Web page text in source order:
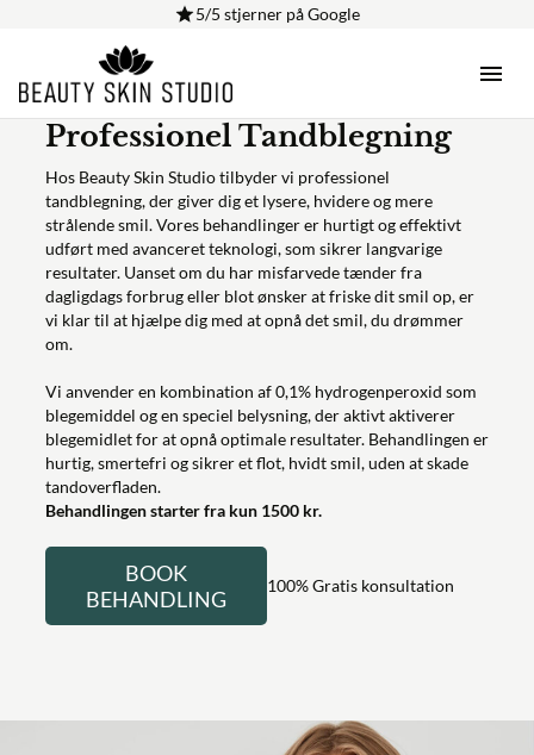
5/5 stjerner på Google
Behandlinger
Professionel Tandblegning
Hos Beauty Skin Studio tilbyder vi professionel
tandblegning, der giver dig et lysere, hvidere og mere
strålende smil. Vores behandlinger er hurtigt og effektivt
udført med avanceret teknologi, som sikrer langvarige
resultater. Uanset om du har misfarvede tænder fra
dagligdags forbrug eller blot ønsker at friske dit smil op, er
vi klar til at hjælpe dig med at opnå det smil, du drømmer
om.
Vi anvender en kombination af 0,1% hydrogenperoxid som
blegemiddel og en speciel belysning, der aktivt aktiverer
blegemidlet for at opnå optimale resultater. Behandlingen er
hurtig, smertefri og sikrer et flot, hvidt smil, uden at skade
tandoverfladen.
Behandlingen starter fra kun 1500 kr.
BOOK
BEHANDLING
100% Gratis konsultation